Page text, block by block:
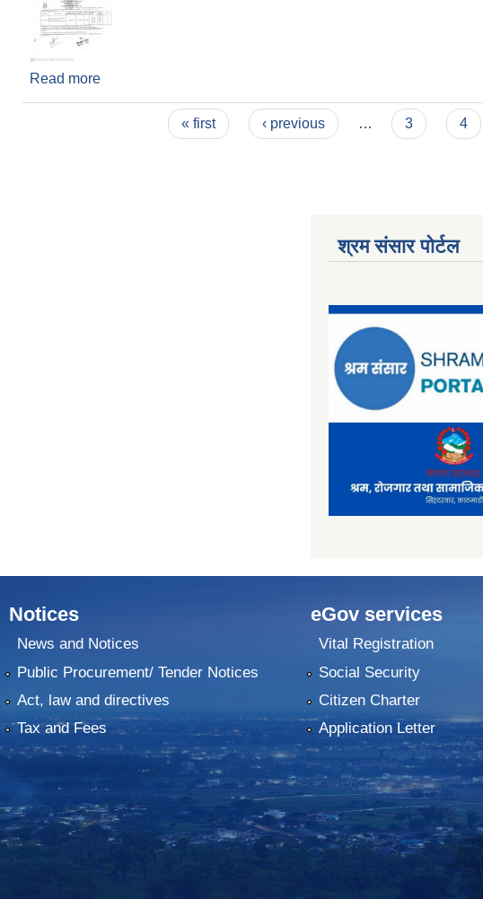
Read more
« first ‹ previous … 3 4
श्रम संसार पोर्टल
Notices
News and Notices
Public Procurement/ Tender Notices
Act, law and directives
Tax and Fees
eGov services
Vital Registration
Social Security
Citizen Charter
Application Letter